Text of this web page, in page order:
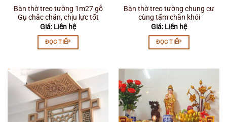
Bàn thờ treo tường 1m27 gỗ
Gụ chắc chắn, chịu lực tốt
Giá: Liên hệ
ĐỌC TIẾP
Bàn thờ treo tường chung cư
cùng tấm chắn khói
Giá: Liên hệ
ĐỌC TIẾP